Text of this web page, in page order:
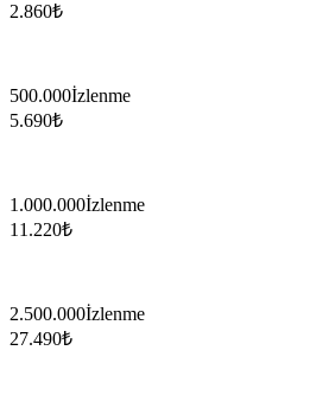
2.860₺
500.000İzlenme
5.690₺
1.000.000İzlenme
11.220₺
2.500.000İzlenme
27.490₺